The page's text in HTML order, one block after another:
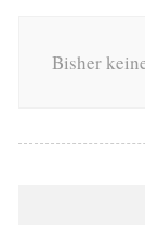
Bisher